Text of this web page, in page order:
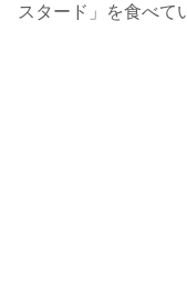
スタード」を食べて